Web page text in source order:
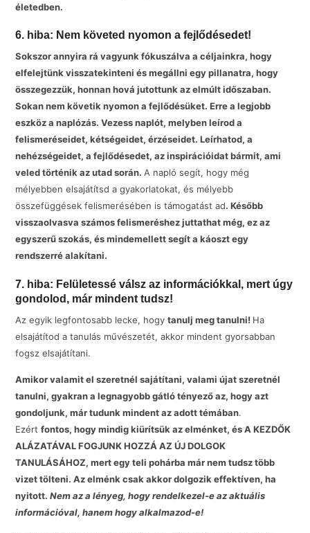
életedben.
6. hiba: Nem követed nyomon a fejlődésedet!
Sokszor annyira rá vagyunk fókuszálva a céljainkra, hogy
elfelejtünk visszatekinteni és megállni egy pillanatra, hogy
összegezzük, honnan hová jutottunk az elmúlt időszaban.
Sokan nem követik nyomon a fejlődésüket. Erre a legjobb
eszköz a naplózás. Vezess naplót, melyben leírod a
felismeréseidet, kétségeidet, érzéseidet. Leírhatod, a
nehézségeidet, a fejlődésedet, az inspirációidat bármit, ami
veled történik az utad során.A napló segít, hogy még
mélyebben elsajátítsd a gyakorlatokat, és mélyebb
összefüggések felismerésében is támogatást ad.Később
visszaolvasva számos felismeréshez juttathat még, ez az
egyszerű szokás, és mindemellett segít a káoszt egy
rendszerré alakítani.
7. hiba: Felületessé válsz az információkkal, mert úgy
gondolod, már mindent tudsz!
Az egyik legfontosabb lecke, hogytanulj meg tanulni! Ha
elsajátítod a tanulás művészetét, akkor mindent gyorsabban
fogsz elsajátítani.
Amikor valamit el szeretnél sajátítani, valami újat szeretnél
tanulni, gyakran a legnagyobb gátló tényező az, hogy azt
gondoljunk, már tudunk mindent az adott témában.
Ezértfontos, hogy mindig kiürítsük az elménket, és A KEZDŐK
ALÁZATÁVAL FOGJUNK HOZZÁ AZ ÚJ DOLGOK
TANULÁSÁHOZ, mert egy teli pohárba már nem tudsz több
vizet tölteni. Az elménk csak akkor dolgozik effektíven, ha
nyitott.Nem az a lényeg, hogy rendelkezel-e az aktuális
információval, hanem hogy alkalmazod-e!